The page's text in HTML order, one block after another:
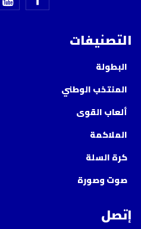
التصنيفات
البطولة
المنتخب الوطني
ألعاب القوى
الملاكمة
كرة السلة
صوت وصورة
إتصل